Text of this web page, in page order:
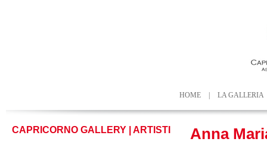
HOME LA GALLERIA
CAPRICORNO GALLERY | ARTISTI Anna